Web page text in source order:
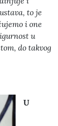
to je
i one
u
do takvog
U